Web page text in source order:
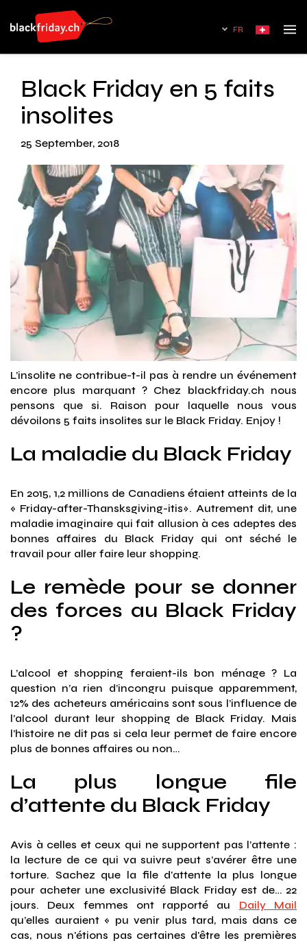
FR
Black Friday en 5 faits
insolites
25 September, 2018
L’insolite ne contribue-t-il pas à rendre un événement
encore plus marquant ? Chez blackfriday.ch nous
pensons que si. Raison pour laquelle nous vous
dévoilons 5 faits insolites sur le Black Friday. Enjoy !
La maladie du Black Friday
En 2015, 1,2 millions de Canadiens étaient atteints de la
« Friday-after-Thansksgiving-itis». Autrement dit, une
maladie imaginaire qui fait allusion à ces adeptes des
bonnes affaires du Black Friday qui ont séché le
travail pour aller faire leur shopping.
Le remède pour se donner
des forces au Black Friday
?
L’alcool et shopping feraient-ils bon ménage ? La
question n’a rien d’incongru puisque apparemment,
12% des acheteurs américains sont sous l’influence de
l’alcool durant leur shopping de Black Friday. Mais
l’histoire ne dit pas si cela leur permet de faire encore
plus de bonnes affaires ou non…
La plus longue file
d’attente du Black Friday
Avis à celles et ceux qui ne supportent pas l’attente :
la lecture de ce qui va suivre peut s’avérer être une
torture. Sachez que la file d’attente la plus longue
pour acheter une exclusivité Black Friday est de… 22
jours. Deux femmes ont rapporté au Daily Mail
qu’elles auraient « pu venir plus tard, mais dans ce
cas, nous n'étions pas certaines d'être les premières